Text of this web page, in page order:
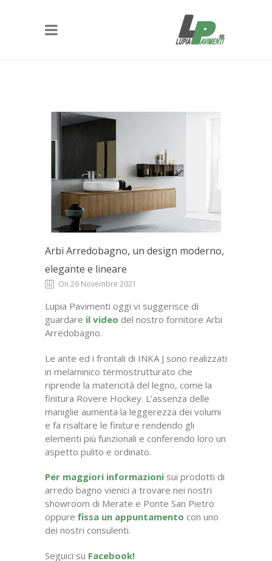
Arbi Arredobagno, un design moderno,
elegante e lineare
On 26 Novembre 2021
Lupia Pavimenti oggi vi suggerisce di
guardare il video del nostro fornitore Arbi
Arredobagno.
Le ante ed i frontali di INKA J sono realizzati
in melaminico termostrutturato che
riprende la matericità del legno, come la
finitura Rovere Hockey. L’assenza delle
maniglie aumenta la leggerezza dei volumi
e fa risaltare le finiture rendendo gli
elementi più funzionali e conferendo loro un
aspetto pulito e ordinato.
Per maggiori informazioni sui prodotti di
arredo bagno vienici a trovare nei nostri
showroom di Merate e Ponte San Pietro
oppure fissa un appuntamento con uno
dei nostri consulenti.
Seguici su Facebook!